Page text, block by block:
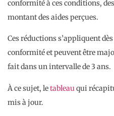
conformité à ces conditions,
montant des aides perçues.
Ces réductions s’appliquent
conformité et peuvent être
fait dans un intervalle de 3 ans.
À ce sujet, letableauqui
mis à jour.